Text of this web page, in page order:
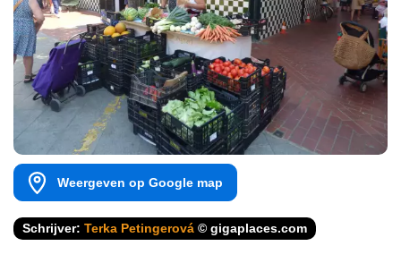
Weergeven op Google map
Schrijver: Terka Petingerová © gigaplaces.com